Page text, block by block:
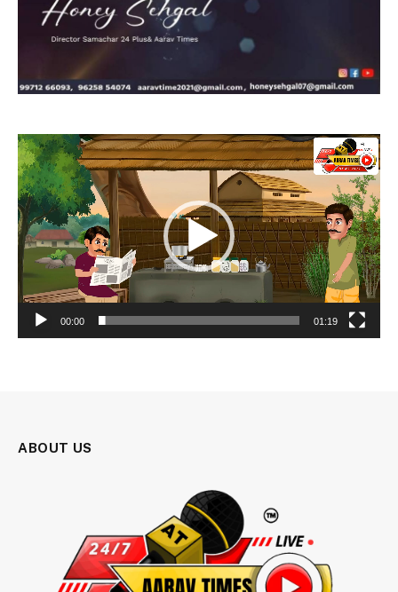
Video
Player
00:00 01:19
ABOUT US